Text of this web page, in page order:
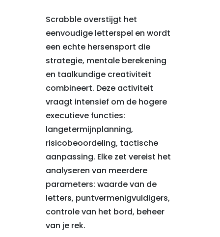
Scrabble overstijgt het
eenvoudige letterspel en wordt
een echte hersensport die
strategie, mentale berekening
en taalkundige creativiteit
combineert. Deze activiteit
vraagt intensief om de hogere
executieve functies:
langetermijnplanning,
risicobeoordeling, tactische
aanpassing. Elke zet vereist het
analyseren van meerdere
parameters: waarde van de
letters, puntvermenigvuldigers,
controle van het bord, beheer
van je rek.